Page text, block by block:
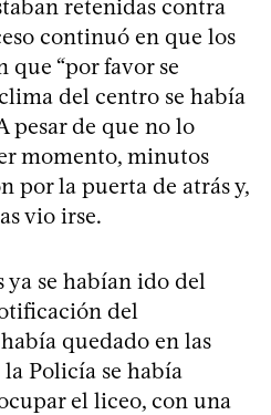
retenidas contra
continuó en que los
que “por favor se
del centro se había
pesar de que no lo
momento, minutos
por la puerta de atrás y,
vio irse.
ya se habían ido del
del
quedado en las
Policía se había
el liceo, con una